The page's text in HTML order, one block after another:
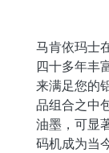
马肯依玛士
四十多年丰
来满足您的
品组合之中
油墨，可显
码机成为当